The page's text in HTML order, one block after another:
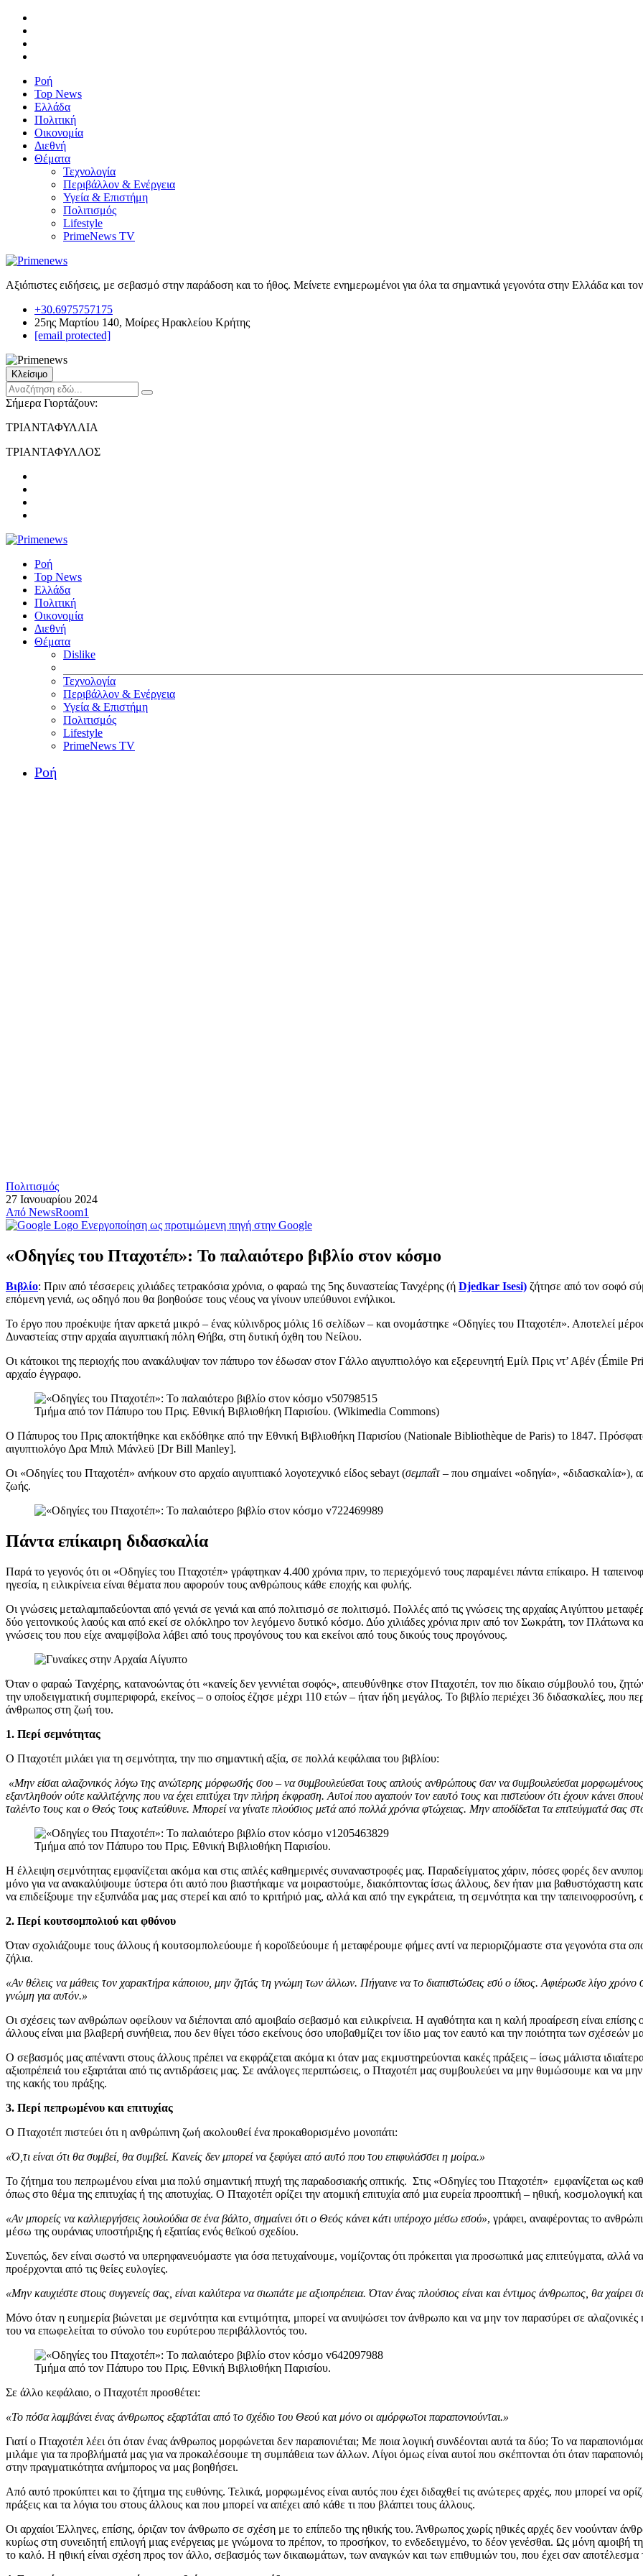
Ροή
Top News
Ελλάδα
Πολιτική
Οικονομία
Διεθνή
Θέματα
Τεχνολογία
Περιβάλλον & Ενέργεια
Υγεία & Επιστήμη
Πολιτισμός
Lifestyle
PrimeNews TV
Αξιόπιστες ειδήσεις, με σεβασμό στην παράδοση και το ήθος. Μείνετε ενημερωμένοι για όλα τα σημαντικά γεγονότα στην Ελλάδα και
+30.6975757175
25ης Μαρτίου 140, Μοίρες Ηρακλείου Κρήτης
[email protected]
Κλείσιμο
Σήμερα Γιορτάζουν:
ΤΡΙΑΝΤΑΦΥΛΛΙΑ
ΤΡΙΑΝΤΑΦΥΛΛΟΣ
Ροή
Top News
Ελλάδα
Πολιτική
Οικονομία
Διεθνή
Θέματα
Dislike
Τεχνολογία
Περιβάλλον & Ενέργεια
Υγεία & Επιστήμη
Πολιτισμός
Lifestyle
PrimeNews TV
Ροή
Πολιτισμός
27 Ιανουαρίου 2024
Από NewsRoom1
Ενεργοποίηση ως προτιμώμενη πηγή στην Google
«Οδηγίες του Πταχοτέπ»: Το παλαιότερο βιβλίο στον κόσμο
Βιβλίο: Πριν από τέσσερεις χιλιάδες τετρακόσια χρόνια, o φαραώ της 5ης δυναστείας Τανχέρης (ή Djedkar Isesi) ζήτησε από τον σοφό
επόμενη γενιά, ως οδηγό που θα βοηθούσε τους νέους να γίνουν υπεύθυνοι ενήλικοι.
Το έργο που προέκυψε ήταν αρκετά μικρό – ένας κύλινδρος μόλις 16 σελίδων – και ονομάστηκε «Οδηγίες του Πταχοτέπ». Αποτελεί
Δυναστείας στην αρχαία αιγυπτιακή πόλη Θήβα, στη δυτική όχθη του Νείλου.
Οι κάτοικοι της περιοχής που ανακάλυψαν τον πάπυρο τον έδωσαν στον Γάλλο αιγυπτιολόγο και εξερευνητή Εμίλ Πρις ντ’ Αβέν (Émile
αρχαίο έγγραφο.
Τμήμα από τον Πάπυρο του Πρις. Εθνική Βιβλιοθήκη Παρισίου. (Wikimedia Commons)
Ο Πάπυρος του Πρις αποκτήθηκε και εκδόθηκε από την Εθνική Βιβλιοθήκη Παρισίου (Nationale Bibliothèque de Paris) το 1847.
αιγυπτιολόγο Δρα Μπιλ Μάνλεϋ [Dr Bill Manley].
Οι «Οδηγίες του Πταχοτέπ» ανήκουν στο αρχαίο αιγυπτιακό λογοτεχνικό είδος sebayt (σεμπαΐτ – που σημαίνει «οδηγία», «διδασκαλία»),
ζωής.
Πάντα επίκαιρη διδασκαλία
Παρά το γεγονός ότι οι «Οδηγίες του Πταχοτέπ» γράφτηκαν 4.400 χρόνια πριν, το περιεχόμενό τους παραμένει πάντα επίκαιρο. Η
ηγεσία, η ειλικρίνεια είναι θέματα που αφορούν τους ανθρώπους κάθε εποχής και φυλής.
Οι γνώσεις μεταλαμπαδεύονται από γενιά σε γενιά και από πολιτισμό σε πολιτισμό. Πολλές από τις γνώσεις της αρχαίας Αιγύπτου
δύο γειτονικούς λαούς και από εκεί σε ολόκληρο τον λεγόμενο δυτικό κόσμο. Δύο χιλιάδες χρόνια πριν από τον Σωκράτη, τον Πλάτωνα
γνώσεις του που είχε αναμφίβολα λάβει από τους προγόνους του και εκείνοι από τους δικούς τους προγόνους.
Όταν ο φαραώ Τανχέρης, κατανοώντας ότι «κανείς δεν γεννιέται σοφός», απευθύνθηκε στον Πταχοτέπ, τον πιο δίκαιο σύμβουλό του,
την υποδειγματική συμπεριφορά, εκείνος – ο οποίος έζησε μέχρι 110 ετών – ήταν ήδη μεγάλος. Το βιβλίο περιέχει 36 διδασκαλίες, που
άνθρωπος στη ζωή του.
1. Περί σεμνότητας
Ο Πταχοτέπ μιλάει για τη σεμνότητα, την πιο σημαντική αξία, σε πολλά κεφάλαια του βιβλίου:
«Μην είσαι αλαζονικός λόγω της ανώτερης μόρφωσής σου – να συμβουλεύεσαι τους απλούς ανθρώπους σαν να συμβουλεύεσαι
εξαντληθούν ούτε καλλιτέχνης που να έχει επιτύχει την πλήρη έκφραση. Αυτοί που αγαπούν τον εαυτό τους και πιστεύουν ότι έχουν κάνει
ταλέντο τους και ο Θεός τους κατεύθυνε. Μπορεί να γίνατε πλούσιος μετά από πολλά χρόνια φτώχειας. Μην αποδίδεται τα επιτεύγματά σας
Τμήμα από τον Πάπυρο του Πρις. Εθνική Βιβλιοθήκη Παρισίου.
Η έλλειψη σεμνότητας εμφανίζεται ακόμα και στις απλές καθημερινές συναναστροφές μας. Παραδείγματος χάριν, πόσες φορές δεν
μόνο για να ανακαλύψουμε ύστερα ότι αυτό που βιαστήκαμε να μοιραστούμε, διακόπτοντας ίσως άλλους, δεν ήταν μια βαθυστόχαστη
να επιδείξουμε την εξυπνάδα μας μας στερεί και από το κριτήριό μας, αλλά και από την εγκράτεια, τη σεμνότητα και την
2. Περί κουτσομπολιού και φθόνου
Όταν σχολιάζουμε τους άλλους ή κουτσομπολεύουμε ή κοροϊδεύουμε ή μεταφέρουμε φήμες αντί να περιοριζόμαστε στα γεγονότα στα
ζήλια.
«Αν θέλεις να μάθεις τον χαρακτήρα κάποιου, μην ζητάς τη γνώμη των άλλων. Πήγαινε να το διαπιστώσεις εσύ ο ίδιος. Αφιέρωσε λίγο
γνώμη για αυτόν.»
Οι σχέσεις των ανθρώπων οφείλουν να διέπονται από αμοιβαίο σεβασμό και ειλικρίνεια. Η αγαθότητα και η καλή προαίρεση είναι
άλλους είναι μια βλαβερή συνήθεια, που δεν θίγει τόσο εκείνους όσο υποβαθμίζει τον ίδιο μας τον εαυτό και την ποιότητα των σχέσεών
Ο σεβασμός μας απέναντι στους άλλους πρέπει να εκφράζεται ακόμα κι όταν μας εκμυστηρεύονται κακές πράξεις – ίσως μάλιστα
αξιοπρέπειά του εξαρτάται από τις αντιδράσεις μας. Σε ανάλογες περιπτώσεις, ο Πταχοτέπ μας συμβουλεύει να μην θυμώσουμε και να
της κακής του πράξης.
3. Περί πεπρωμένου και επιτυχίας
Ο Πταχοτέπ πιστεύει ότι η ανθρώπινη ζωή ακολουθεί ένα προκαθορισμένο μονοπάτι:
«Ό,τι είναι ότι θα συμβεί, θα συμβεί. Κανείς δεν μπορεί να ξεφύγει από αυτό που του επιφυλάσσει η μοίρα.»
Το ζήτημα του πεπρωμένου είναι μια πολύ σημαντική πτυχή της παραδοσιακής οπτικής. Στις «Οδηγίες του Πταχοτέπ» εμφανίζεται ως
όπως στο θέμα της επιτυχίας ή της αποτυχίας. Ο Πταχοτέπ ορίζει την ατομική επιτυχία από μια ευρεία προοπτική – ηθική, κοσμολογική
«Αν μπορείς να καλλιεργήσεις λουλούδια σε ένα βάλτο, σημαίνει ότι ο Θεός κάνει κάτι υπέροχο μέσω εσού», γράφει, αναφέροντας το
μέσω της ουράνιας υποστήριξης ή εξαιτίας ενός θεϊκού σχεδίου.
Συνεπώς, δεν είναι σωστό να υπερηφανευόμαστε για όσα πετυχαίνουμε, νομίζοντας ότι πρόκειται για προσωπικά μας επιτεύγματα, αλλά
προέρχονται από τις θείες ευλογίες.
«Μην καυχιέστε στους συγγενείς σας, είναι καλύτερα να σιωπάτε με αξιοπρέπεια. Όταν ένας πλούσιος είναι και έντιμος άνθρωπος, θα
Μόνο όταν η ευημερία βιώνεται με σεμνότητα και εντιμότητα, μπορεί να ανυψώσει τον άνθρωπο και να μην τον παρασύρει σε
του να επωφελείται το σύνολο του ευρύτερου περιβάλλοντός του.
Τμήμα από τον Πάπυρο του Πρις. Εθνική Βιβλιοθήκη Παρισίου.
Σε άλλο κεφάλαιο, ο Πταχοτέπ προσθέτει:
«Το πόσα λαμβάνει ένας άνθρωπος εξαρτάται από το σχέδιο του Θεού και μόνο οι αμόρφωτοι παραπονιούνται.»
Γιατί ο Πταχοτέπ λέει ότι όταν ένας άνθρωπος μορφώνεται δεν παραπονιέται; Με ποια λογική συνδέονται αυτά τα δύο; Το να
μιλάμε για τα προβλήματά μας για να προκαλέσουμε τη συμπάθεια των άλλων. Λίγοι όμως είναι αυτοί που σκέπτονται ότι όταν
στην πραγματικότητα ανήμπορος να μας βοηθήσει.
Από αυτό προκύπτει και το ζήτημα της ευθύνης. Τελικά, μορφωμένος είναι αυτός που έχει διδαχθεί τις ανώτερες αρχές, που μπορεί να
πράξεις και τα λόγια του στους άλλους και που μπορεί να απέχει από κάθε τι που βλάπτει τους άλλους.
Οι αρχαίοι Έλληνες, επίσης, όριζαν τον άνθρωπο σε σχέση με το επίπεδο της ηθικής του. Άνθρωπος χωρίς ηθικές αρχές δεν νοούνταν
κυρίως στη συνειδητή επιλογή μιας ενέργειας με γνώμονα το πρέπον, το προσήκον, το ενδεδειγμένο, το δέον γενέσθαι. Ως μόνη αμοιβή
το καλό. Η ηθική είναι σχέση προς τον άλλο, σεβασμός των δικαιωμάτων, των αναγκών και των επιθυμιών του, που έχει σαν αποτέλεσμα